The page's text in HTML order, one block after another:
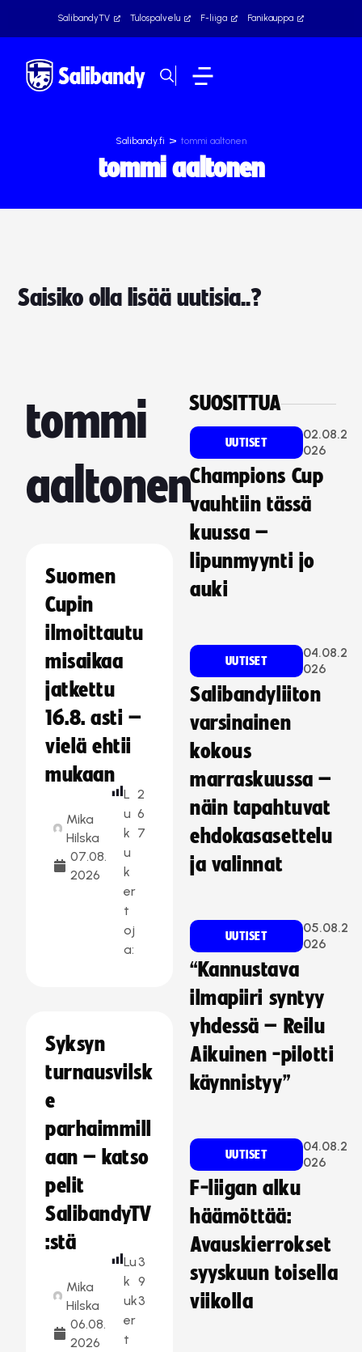
SalibandyTV Tulospalvelu F-liiga Fanikauppa
Salibandy.fi > tommi aaltonen
tommi aaltonen
Saisiko olla lisää uutisia..?
tommi
aaltonen
Suomen
Cupin
ilmoittautu
misaikaa
jatkettu
16.8. asti –
vielä ehtii
mukaan
Mika
Hilska
07.08.
2026
L
u
k
u
k
er
t
oj
a:
2
6
7
Syksyn
turnausvilsk
e
parhaimmill
aan – katso
pelit
SalibandyTV
:stä
Mika
Hilska
06.08.
2026
Lu
k
uk
er
t
3
9
3
SUOSITTUA
UUTISET
02.08.2
026
Champions Cup
vauhtiin tässä
kuussa –
lipunmyynti jo
auki
UUTISET
04.08.2
026
Salibandyliiton
varsinainen
kokous
marraskuussa –
näin tapahtuvat
ehdokasasettelu
ja valinnat
UUTISET
05.08.2
026
“Kannustava
ilmapiiri syntyy
yhdessä – Reilu
Aikuinen -pilotti
käynnistyy”
UUTISET
04.08.2
026
F-liigan alku
häämöttää:
Avauskierrokset
syyskuun toisella
viikolla